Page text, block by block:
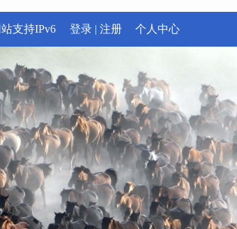
站支持IPv6 登录 | 注册 个人中心